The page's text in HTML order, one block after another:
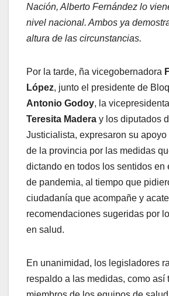
Nación, Alberto Fernández lo
nivel nacional. Ambos ya
altura de las circunstancias.
Por la tarde, ña vicegobernadora
López, junto el presidente de
Antonio Godoy, la
Teresita Madera y los diputados
Justicialista, expresaron su
de la provincia por las medidas
dictando en todos los sentidos en
de pandemia, al tiempo que
ciudadanía que acompañe y
recomendaciones sugeridas por
en salud.
En unanimidad, los legisladores
respaldo a las medidas, como así